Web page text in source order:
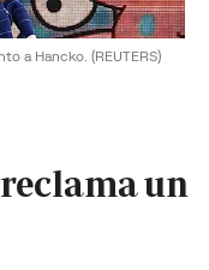
a Hancko. (REUTERS)
un